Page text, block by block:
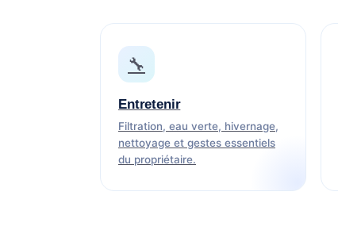
🔧
Entretenir
Filtration, eau verte, hivernage,
nettoyage et gestes essentiels
du propriétaire.